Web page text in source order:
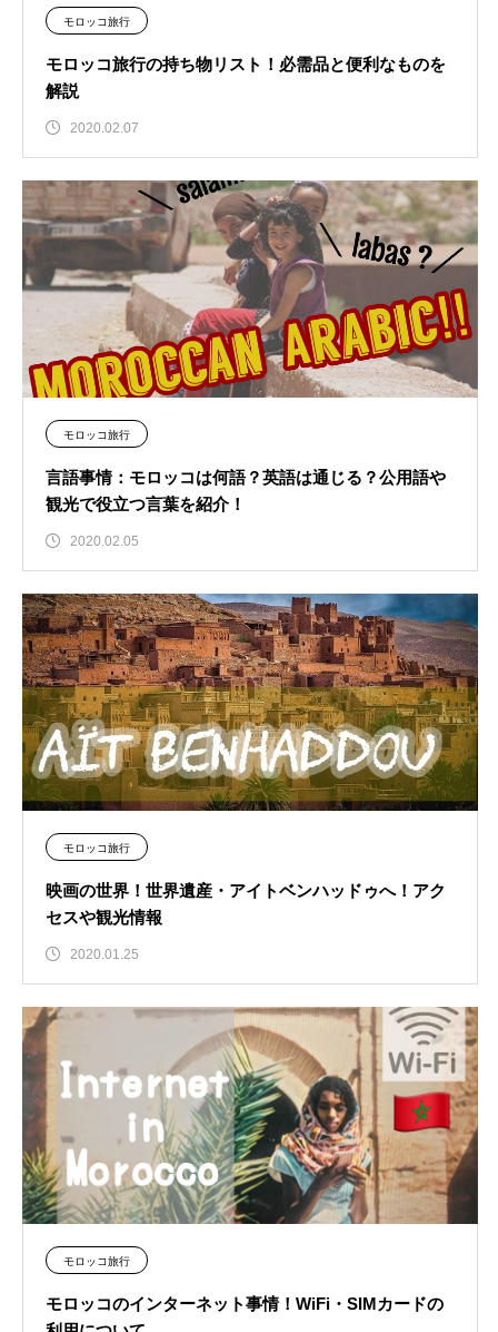
モロッコ旅行
モロッコ旅行の持ち物リスト！必需品と便利なものを
解説
2020.02.07
モロッコ旅行
言語事情：モロッコは何語？英語は通じる？公用語や
観光で役立つ言葉を紹介！
2020.02.05
モロッコ旅行
映画の世界！世界遺産・アイトベンハッドゥへ！アク
セスや観光情報
2020.01.25
モロッコ旅行
モロッコのインターネット事情！WiFi・SIMカードの